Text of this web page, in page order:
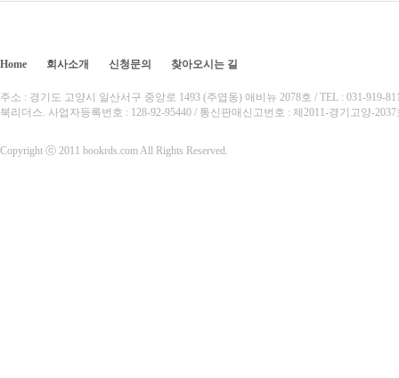
Home 회사소개 신청문의 찾아오시는 길
주소 : 경기도 고양시 일산서구 중앙로 1493 (주엽동) 애비뉴 2078호 / TEL : 031-919-
북리더스. 사업자등록번호 : 128-92-95440 / 통신판매신고번호 : 제2011-경기고양-
Copyright ⓒ 2011 bookrds.com All Rights Reserved.